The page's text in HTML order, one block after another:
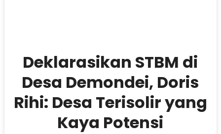
Deklarasikan STBM di
Desa Demondei, Doris
Rihi: Desa Terisolir yang
Kaya Potensi